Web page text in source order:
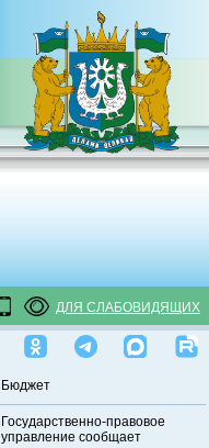
ДЛЯ СЛАБОВИДЯЩИХ
Бюджет
Государственно-правовое
управление сообщает